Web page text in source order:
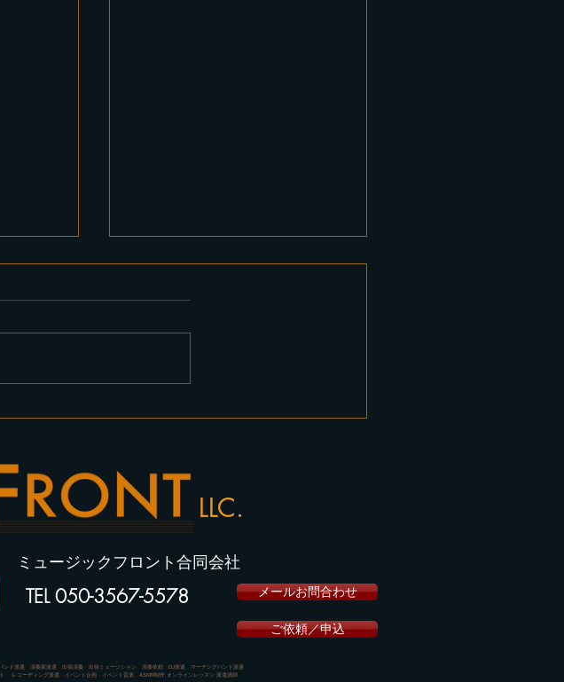
した。
LLC.
ミュージックフロント合同会社
050-3567-5578
TEL メールお問合わせ
ご依頼／申込
ド派遣 演奏家派遣 出張演奏 出張ミュージシャン 演奏依頼 DJ派遣 マーチングバンド派遣
コーディング派遣 イベント企画 イベント音楽 ASMR制作 オンラインレッスン 派遣講師